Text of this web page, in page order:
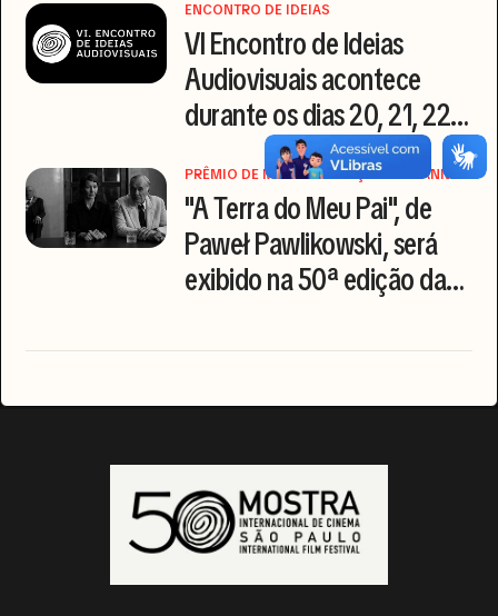
ENCONTRO DE IDEIAS
VI Encontro de Ideias
Audiovisuais acontece
durante os dias 20, 21, 22 e
23 de outubro
PRÊMIO DE MELHOR DIREÇÃO EM CANNES
"A Terra do Meu Pai", de
Paweł Pawlikowski, será
exibido na 50ª edição da